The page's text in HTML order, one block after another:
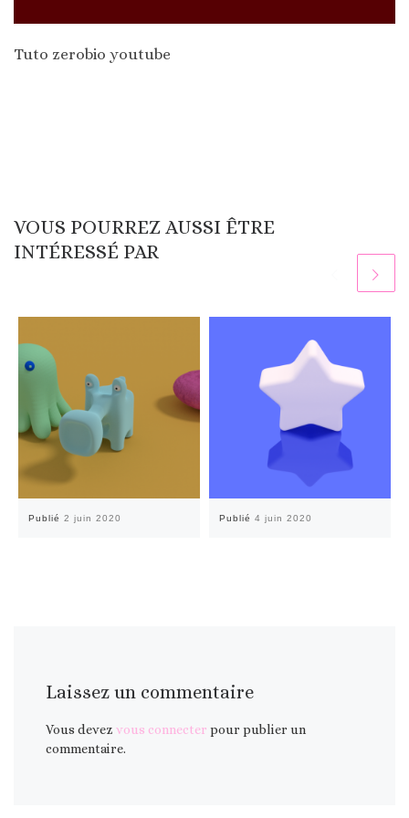
Tuto zerobio youtube
VOUS POURREZ AUSSI ÊTRE
INTÉRESSÉ PAR
Publié 2 juin 2020 Publié 4 juin 2020
Laissez un commentaire
Vous devezvous connecter pour publier un
commentaire.